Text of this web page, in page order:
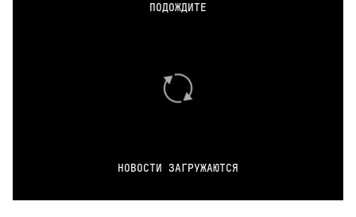
ПОДОЖДИТЕ
НОВОСТИ ЗАГРУЖАЮТСЯ